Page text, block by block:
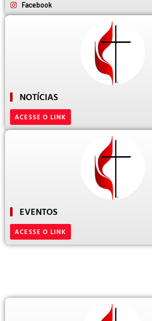
Facebook
NOTÍCIAS
ACESSE O LINK
EVENTOS
ACESSE O LINK